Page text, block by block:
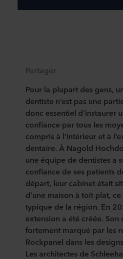
Partager
Pour la plupart des gens,
dentiste n’est pas une
donc essentiel d’instaurer
confiance par tous les
compris à l’intérieur et à
dentaire. À Nagold
une équipe de dentistes a
confiance de ses patients
départ, leur cabinet était
d’une maison à toit plat,
typique de la région. En
extension a été créée. Son
fortement marqué par les
Rockpanel dans les
Les architectes de